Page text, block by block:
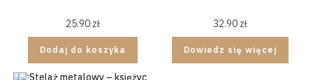
25.90 zł
Dodaj do koszyka
32.90 zł
Dowiedz się więcej